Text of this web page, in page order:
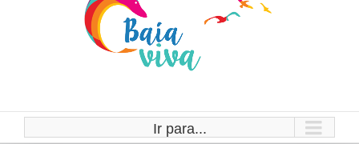
Ir para...